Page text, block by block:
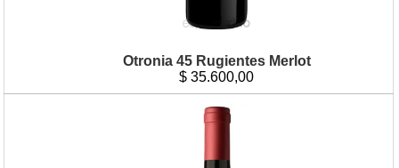
Otronia 45 Rugientes Merlot
$ 35.600,00